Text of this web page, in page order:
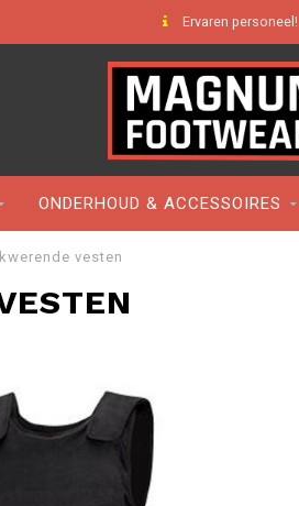
Ervaren personeel!
ONDERHOUD & ACCESSOIRES
vesten